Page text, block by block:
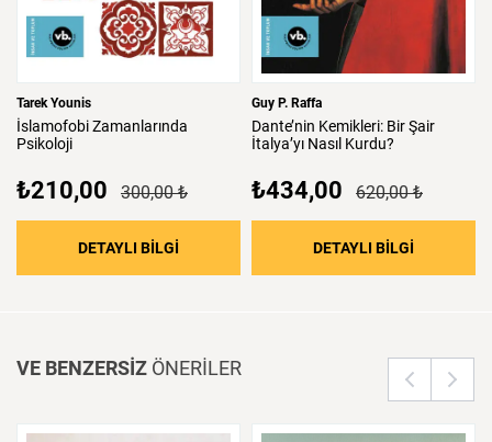
Tarek Younis
İslamofobiZamanlarında
Psikoloji
₺210,00 300,00 ₺
DETAYLI BİLGİ : İslamofobi Zamanlarında Psikoloji
Guy P. Raffa
Dante’nin Kemikleri: BirŞair
İtalya’yı Nasıl Kurdu?
₺434,00 620,00 ₺
DETAYLI BİLGİ
VE BENZERSİZ ÖNERİLER